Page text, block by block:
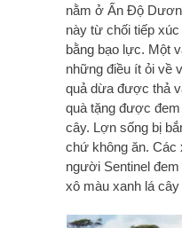
nằm ở Ấn Độ
này từ chối tiếp
bằng bạo lực. Một
những điều ít ỏi về
quả dừa được thả
quà tặng được
cây. Lợn sống bị
chứ không ăn.
người Sentinel
xô màu xanh lá cây